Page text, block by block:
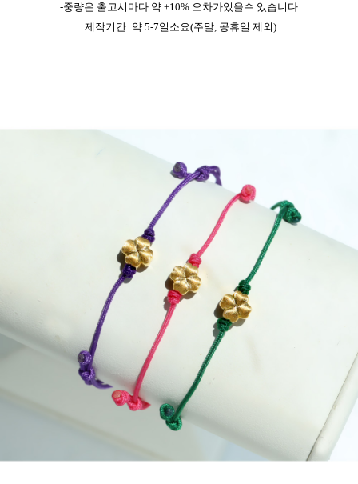
-중량은 출고시마다 약 ±10% 오차가있을수 있습니다
제작기간: 약 5-7일소요(주말, 공휴일 제외)